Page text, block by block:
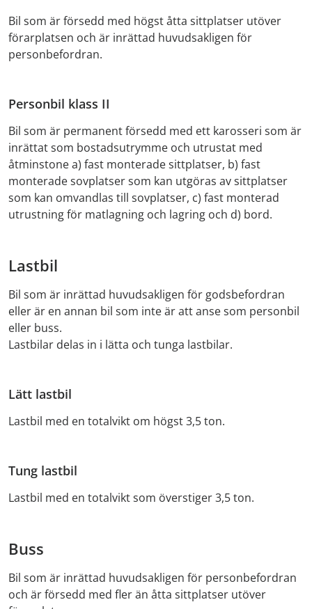
Bil som är försedd med högst åtta sittplatser utöver
förarplatsen och är inrättad huvudsakligen för
personbefordran.
Personbil klass II
Bil som är permanent försedd med ett karosseri som är
inrättat som bostadsutrymme och utrustat med
åtminstone a) fast monterade sittplatser, b) fast
monterade sovplatser som kan utgöras av sittplatser
som kan omvandlas till sovplatser, c) fast monterad
utrustning för matlagning och lagring och d) bord.
Lastbil
Bil som är inrättad huvudsakligen för godsbefordran
eller är en annan bil som inte är att anse som personbil
eller buss.
Lastbilar delas in i lätta och tunga lastbilar.
Lätt lastbil
Lastbil med en totalvikt om högst 3,5 ton.
Tung lastbil
Lastbil med en totalvikt som överstiger 3,5 ton.
Buss
Bil som är inrättad huvudsakligen för personbefordran
och är försedd med fler än åtta sittplatser utöver